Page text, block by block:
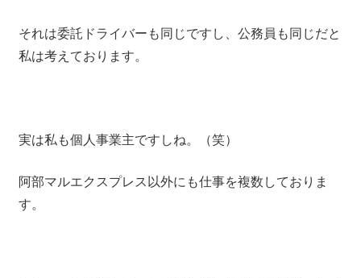
それは委託ドライバーも同じですし、公務員も同じだと
私は考えております。
実は私も個人事業主ですしね。（笑）
阿部マルエクスプレス以外にも仕事を複数しておりま
す。